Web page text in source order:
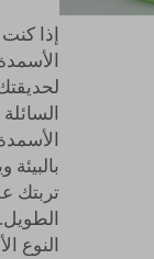
إذا
تربتك
النوع